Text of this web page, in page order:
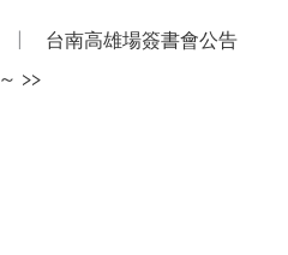
台南高雄場簽書會公告
～ >>